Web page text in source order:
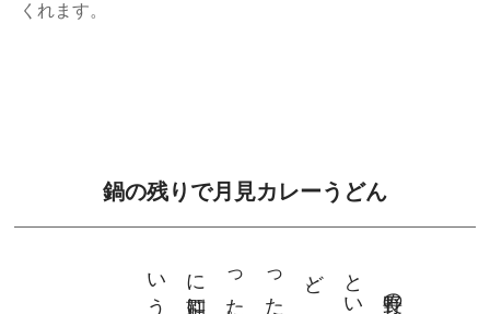
くれます。
鍋の残りで月見カレーうどん